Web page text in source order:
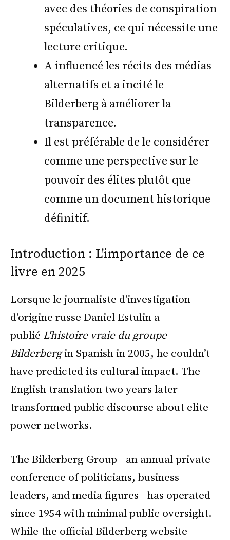
avec des théories de conspiration
spéculatives, ce qui nécessite une
lecture critique.
A influencé les récits des médias
alternatifs et a incité le
Bilderberg à améliorer la
transparence.
Il est préférable de le considérer
comme une perspective sur le
pouvoir des élites plutôt que
comme un document historique
définitif.
Introduction : L'importance de ce
livre en 2025
Lorsque le journaliste d'investigation
d'origine russe Daniel Estulin a
publié L'histoire vraie du groupe
Bilderbergin Spanish in 2005, he couldn’t
have predicted its cultural impact. The
English translation two years later
transformed public discourse about elite
power networks.
The Bilderberg Group—an annual private
conference of politicians, business
leaders, and media figures—has operated
since 1954 with minimal public oversight.
While the official Bilderberg website